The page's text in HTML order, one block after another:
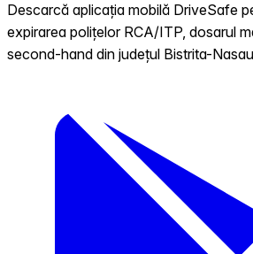
Descarcă aplicația mobilă DriveSafe
expirarea polițelor RCA/ITP, dosarul
second-hand din județul Bistrita-